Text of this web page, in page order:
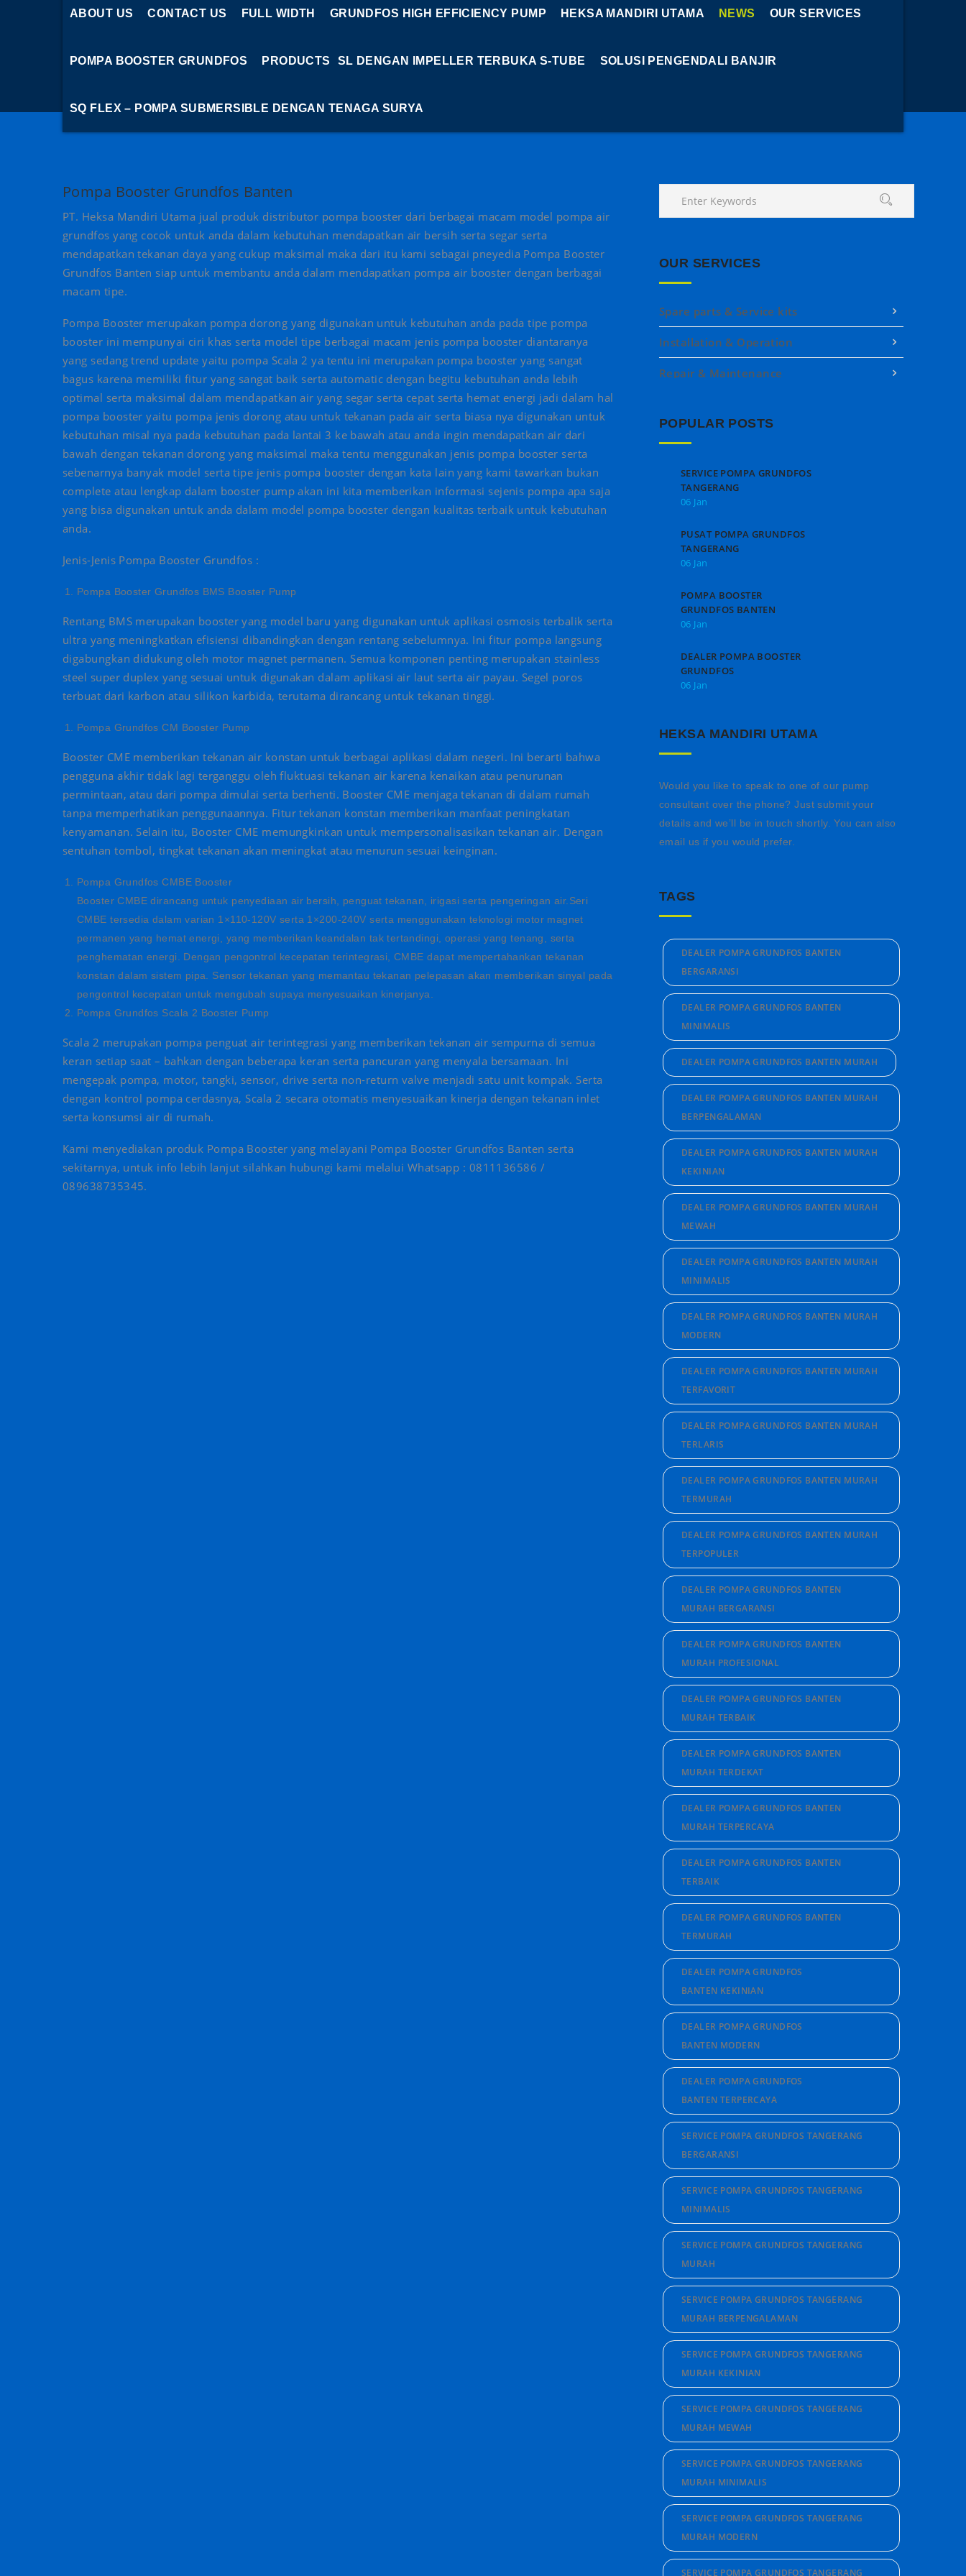
ABOUT US CONTACT US FULL WIDTH GRUNDFOS HIGH EFFICIENCY PUMP HEKSA MANDIRI UTAMA NEWS OUR SERVICES
POMPA BOOSTER GRUNDFOS PRODUCTS SL DENGAN IMPELLER TERBUKA S-TUBE SOLUSI PENGENDALI BANJIR
SQ FLEX – POMPA SUBMERSIBLE DENGAN TENAGA SURYA
Pompa Booster Grundfos Banten
PT. Heksa Mandiri Utama jual produk distributor pompa booster dari berbagai macam model pompa air
grundfos yang cocok untuk anda dalam kebutuhan mendapatkan air bersih serta segar serta
mendapatkan tekanan daya yang cukup maksimal maka dari itu kami sebagai pneyedia Pompa Booster
Grundfos Banten siap untuk membantu anda dalam mendapatkan pompa air booster dengan berbagai
macam tipe.
Pompa Booster merupakan pompa dorong yang digunakan untuk kebutuhan anda pada tipe pompa
booster ini mempunyai ciri khas serta model tipe berbagai macam jenis pompa booster diantaranya
yang sedang trend update yaitu pompa Scala 2 ya tentu ini merupakan pompa booster yang sangat
bagus karena memiliki fitur yang sangat baik serta automatic dengan begitu kebutuhan anda lebih
optimal serta maksimal dalam mendapatkan air yang segar serta cepat serta hemat energi jadi dalam hal
pompa booster yaitu pompa jenis dorong atau untuk tekanan pada air serta biasa nya digunakan untuk
kebutuhan misal nya pada kebutuhan pada lantai 3 ke bawah atau anda ingin mendapatkan air dari
bawah dengan tekanan dorong yang maksimal maka tentu menggunakan jenis pompa booster serta
sebenarnya banyak model serta tipe jenis pompa booster dengan kata lain yang kami tawarkan bukan
complete atau lengkap dalam booster pump akan ini kita memberikan informasi sejenis pompa apa saja
yang bisa digunakan untuk anda dalam model pompa booster dengan kualitas terbaik untuk kebutuhan
anda.
Jenis-Jenis Pompa Booster Grundfos :
Pompa Booster Grundfos BMS Booster Pump
Rentang BMS merupakan booster yang model baru yang digunakan untuk aplikasi osmosis terbalik serta
ultra yang meningkatkan efisiensi dibandingkan dengan rentang sebelumnya. Ini fitur pompa langsung
digabungkan didukung oleh motor magnet permanen. Semua komponen penting merupakan stainless
steel super duplex yang sesuai untuk digunakan dalam aplikasi air laut serta air payau. Segel poros
terbuat dari karbon atau silikon karbida, terutama dirancang untuk tekanan tinggi.
Pompa Grundfos CM Booster Pump
Booster CME memberikan tekanan air konstan untuk berbagai aplikasi dalam negeri. Ini berarti bahwa
pengguna akhir tidak lagi terganggu oleh fluktuasi tekanan air karena kenaikan atau penurunan
permintaan, atau dari pompa dimulai serta berhenti. Booster CME menjaga tekanan di dalam rumah
tanpa memperhatikan penggunaannya. Fitur tekanan konstan memberikan manfaat peningkatan
kenyamanan. Selain itu, Booster CME memungkinkan untuk mempersonalisasikan tekanan air. Dengan
sentuhan tombol, tingkat tekanan akan meningkat atau menurun sesuai keinginan.
Pompa Grundfos CMBE Booster
Booster CMBE dirancang untuk penyediaan air bersih, penguat tekanan, irigasi serta pengeringan air.Seri
CMBE tersedia dalam varian 1×110-120V serta 1×200-240V serta menggunakan teknologi motor magnet
permanen yang hemat energi, yang memberikan keandalan tak tertandingi, operasi yang tenang, serta
penghematan energi. Dengan pengontrol kecepatan terintegrasi, CMBE dapat mempertahankan tekanan
konstan dalam sistem pipa. Sensor tekanan yang memantau tekanan pelepasan akan memberikan sinyal pada
pengontrol kecepatan untuk mengubah supaya menyesuaikan kinerjanya.
Pompa Grundfos Scala 2 Booster Pump
Scala 2 merupakan pompa penguat air terintegrasi yang memberikan tekanan air sempurna di semua
keran setiap saat – bahkan dengan beberapa keran serta pancuran yang menyala bersamaan. Ini
mengepak pompa, motor, tangki, sensor, drive serta non-return valve menjadi satu unit kompak. Serta
dengan kontrol pompa cerdasnya, Scala 2 secara otomatis menyesuaikan kinerja dengan tekanan inlet
serta konsumsi air di rumah.
Kami menyediakan produk Pompa Booster yang melayani Pompa Booster Grundfos Banten serta
sekitarnya, untuk info lebih lanjut silahkan hubungi kami melalui ‍Whatsapp : 0811136586 /
089638735345.
OUR SERVICES
Spare parts & Service kits
Installation & Operation
Repair & Maintenance
POPULAR POSTS
SERVICE POMPA GRUNDFOS
TANGERANG
06 Jan
PUSAT POMPA GRUNDFOS
TANGERANG
06 Jan
POMPA BOOSTER
GRUNDFOS BANTEN
06 Jan
DEALER POMPA BOOSTER
GRUNDFOS
06 Jan
HEKSA MANDIRI UTAMA
Would you like to speak to one of our pump
consultant over the phone? Just submit your
details and we’ll be in touch shortly. You can also
email us if you would prefer.
TAGS
DEALER POMPA GRUNDFOS BANTEN
BERGARANSI
DEALER POMPA GRUNDFOS BANTEN
MINIMALIS
DEALER POMPA GRUNDFOS BANTEN MURAH
DEALER POMPA GRUNDFOS BANTEN MURAH
BERPENGALAMAN
DEALER POMPA GRUNDFOS BANTEN MURAH
KEKINIAN
DEALER POMPA GRUNDFOS BANTEN MURAH
MEWAH
DEALER POMPA GRUNDFOS BANTEN MURAH
MINIMALIS
DEALER POMPA GRUNDFOS BANTEN MURAH
MODERN
DEALER POMPA GRUNDFOS BANTEN MURAH
TERFAVORIT
DEALER POMPA GRUNDFOS BANTEN MURAH
TERLARIS
DEALER POMPA GRUNDFOS BANTEN MURAH
TERMURAH
DEALER POMPA GRUNDFOS BANTEN MURAH
TERPOPULER
DEALER POMPA GRUNDFOS BANTEN
MURAH BERGARANSI
DEALER POMPA GRUNDFOS BANTEN
MURAH PROFESIONAL
DEALER POMPA GRUNDFOS BANTEN
MURAH TERBAIK
DEALER POMPA GRUNDFOS BANTEN
MURAH TERDEKAT
DEALER POMPA GRUNDFOS BANTEN
MURAH TERPERCAYA
DEALER POMPA GRUNDFOS BANTEN
TERBAIK
DEALER POMPA GRUNDFOS BANTEN
TERMURAH
DEALER POMPA GRUNDFOS
BANTEN KEKINIAN
DEALER POMPA GRUNDFOS
BANTEN MODERN
DEALER POMPA GRUNDFOS
BANTEN TERPERCAYA
SERVICE POMPA GRUNDFOS TANGERANG
BERGARANSI
SERVICE POMPA GRUNDFOS TANGERANG
MINIMALIS
SERVICE POMPA GRUNDFOS TANGERANG
MURAH
SERVICE POMPA GRUNDFOS TANGERANG
MURAH BERPENGALAMAN
SERVICE POMPA GRUNDFOS TANGERANG
MURAH KEKINIAN
SERVICE POMPA GRUNDFOS TANGERANG
MURAH MEWAH
SERVICE POMPA GRUNDFOS TANGERANG
MURAH MINIMALIS
SERVICE POMPA GRUNDFOS TANGERANG
MURAH MODERN
SERVICE POMPA GRUNDFOS TANGERANG